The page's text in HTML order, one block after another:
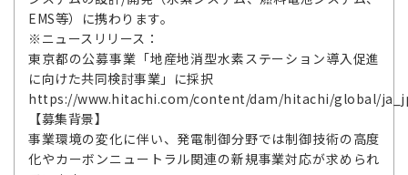
EMS等）に携わります。
※ニュースリリース：
東京都の公募事業「地産地消型水素ステーション導入促進
に向けた共同検討事業」に採択
https://www.hitachi.com/content/dam/hitachi/global/
【募集背景】
事業環境の変化に伴い、発電制御分野では制御技術の高度
化やカーボンニュートラル関連の新規事業対応が求められ